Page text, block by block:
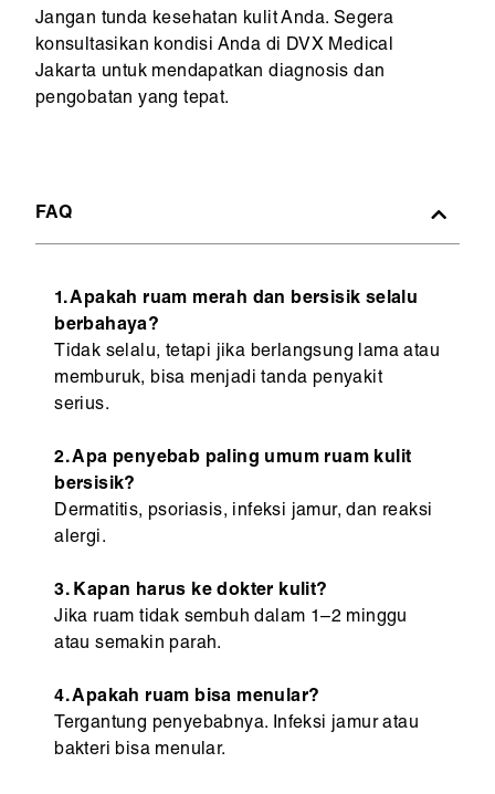
Jangan tunda kesehatan kulit Anda. Segera
konsultasikan kondisi Anda di DVX Medical
Jakarta untuk mendapatkan diagnosis dan
pengobatan yang tepat.
FAQ
1. Apakah ruam merah dan bersisik selalu
berbahaya?
Tidak selalu, tetapi jika berlangsung lama atau
memburuk, bisa menjadi tanda penyakit
serius.
2. Apa penyebab paling umum ruam kulit
bersisik?
Dermatitis, psoriasis, infeksi jamur, dan reaksi
alergi.
3. Kapan harus ke dokter kulit?
Jika ruam tidak sembuh dalam 1–2 minggu
atau semakin parah.
4. Apakah ruam bisa menular?
Tergantung penyebabnya. Infeksi jamur atau
bakteri bisa menular.